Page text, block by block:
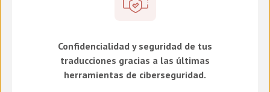
Confidencialidad y seguridad de tus
traducciones gracias a las últimas
herramientas de ciberseguridad.